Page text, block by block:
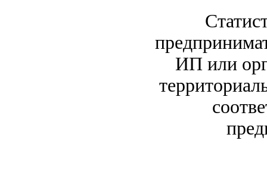
ИП или